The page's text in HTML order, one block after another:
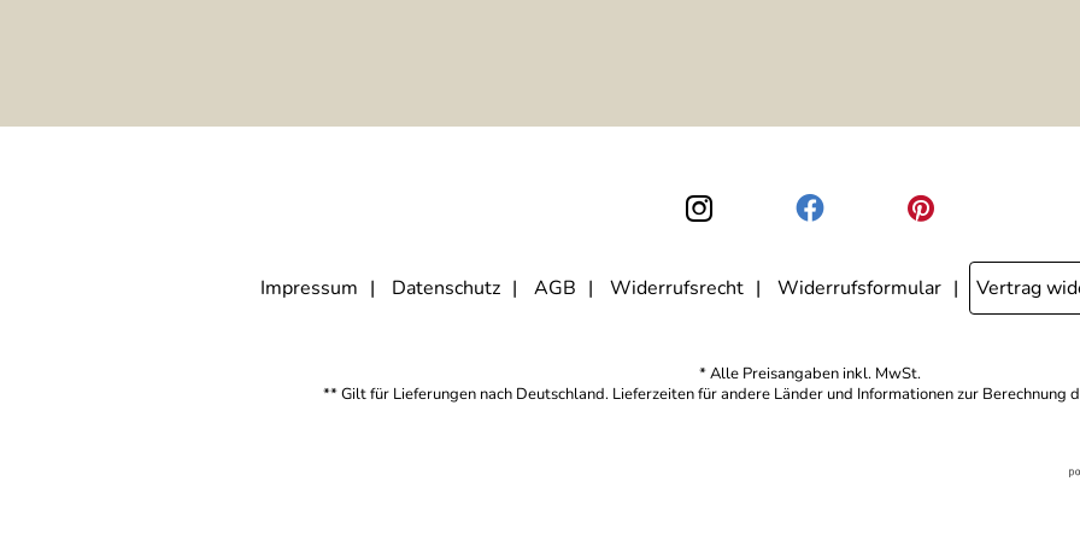
Impressum Datenschutz AGB Widerrufsrecht Widerrufsformular Vertrag
* Alle Preisangaben inkl. MwSt.
** Gilt für Lieferungen nach Deutschland. Lieferzeiten für andere Länder und Informationen zur Berechnung